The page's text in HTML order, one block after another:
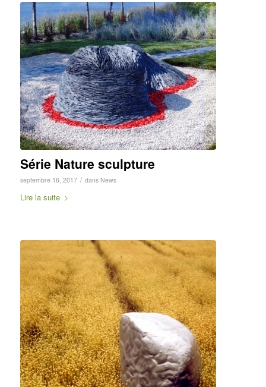
Série Nature sculpture
septembre 16, 2017 / dans News
Lire la suite